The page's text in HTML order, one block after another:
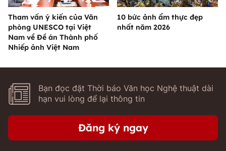
Tham vấn ý kiến của Văn
phòng UNESCO tại Việt
Nam về Đề án Thành phố
Nhiếp ảnh Việt Nam
10 bức ảnh ẩm thực đẹp
nhất năm 2026
Bạn đọc đặt Thời báo Văn học Nghệ thuật dài
hạn vui lòng để lại thông tin
Đăng ký ngay